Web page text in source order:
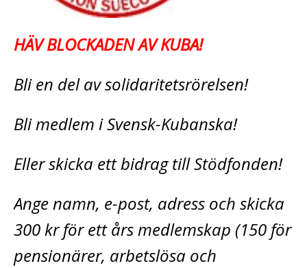
HÄV BLOCKADEN AV KUBA!
Bli en del av solidaritetsrörelsen!
Bli medlem i Svensk-Kubanska!
Eller skicka ett bidrag till Stödfonden!
Ange namn, e-post, adress och skicka
300 kr för ett års medlemskap (150 för
pensionärer, arbetslösa och